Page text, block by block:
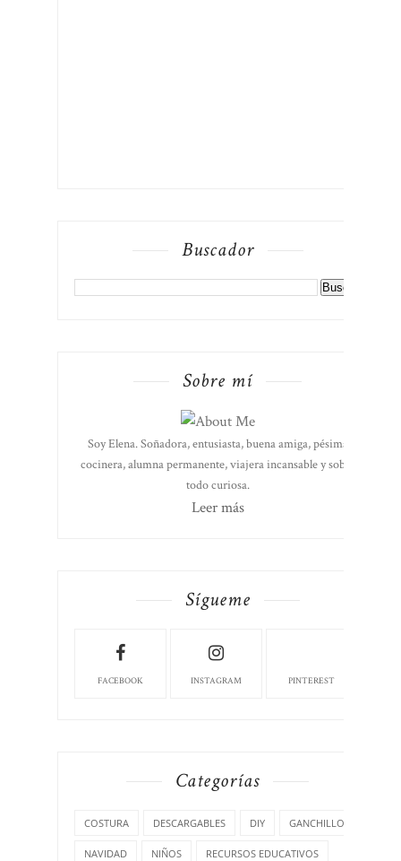
Buscador
Sobre mí
Soy Elena. Soñadora, entusiasta, buena amiga, pésima
cocinera, alumna permanente, viajera incansable y sobre
todo curiosa.
Leer más
Sígueme
FACEBOOK INSTAGRAM PINTEREST
Categorías
COSTURA DESCARGABLES DIY GANCHILLO
NAVIDAD NIÑOS RECURSOS EDUCATIVOS